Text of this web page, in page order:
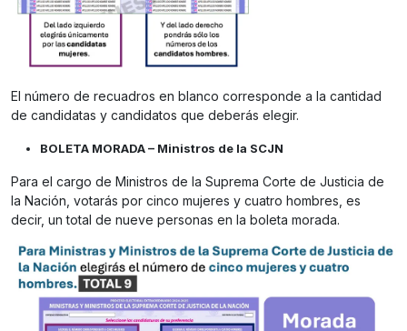
El número de recuadros en blanco corresponde a la cantidad
de candidatas y candidatos que deberás elegir.
BOLETA MORADA – Ministros de la SCJN
Para el cargo de Ministros de la Suprema Corte de Justicia de
la Nación, votarás por cinco mujeres y cuatro hombres, es
decir, un total de nueve personas en la boleta morada.